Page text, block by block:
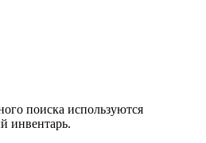
поиска используются
инвентарь.